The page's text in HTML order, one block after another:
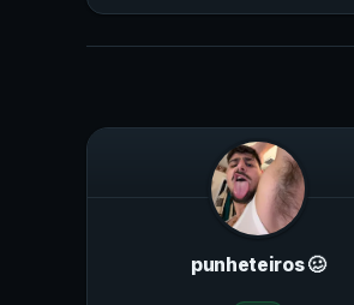
punheteiros 🥴